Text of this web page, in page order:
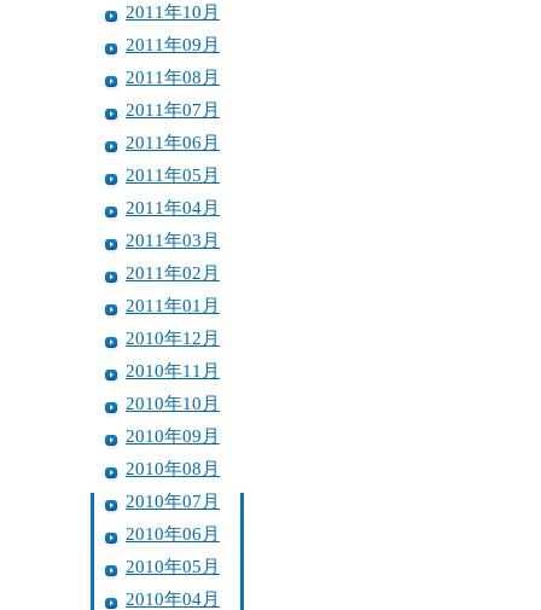
2011年10月
2011年09月
2011年08月
2011年07月
2011年06月
2011年05月
2011年04月
2011年03月
2011年02月
2011年01月
2010年12月
2010年11月
2010年10月
2010年09月
2010年08月
2010年07月
2010年06月
2010年05月
2010年04月